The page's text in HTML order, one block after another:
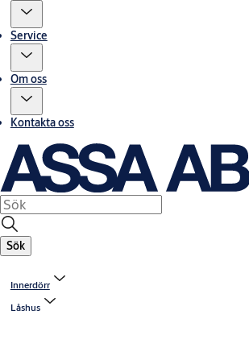
Service
Om oss
Kontakta oss
Sök
Innerdörr
Låshus